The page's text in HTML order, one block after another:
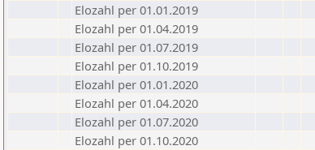
Elozahl per 01.01.2019
Elozahl per 01.04.2019
Elozahl per 01.07.2019
Elozahl per 01.10.2019
Elozahl per 01.01.2020
Elozahl per 01.04.2020
Elozahl per 01.07.2020
Elozahl per 01.10.2020